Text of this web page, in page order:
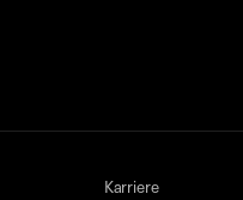
Karriere